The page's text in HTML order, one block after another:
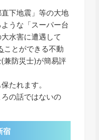
直下地震」等の大地
うな「スーパー台
水害に遭遇して
ことができる不動
兼防災士)が簡易評
たれます。
の話ではないの
宿